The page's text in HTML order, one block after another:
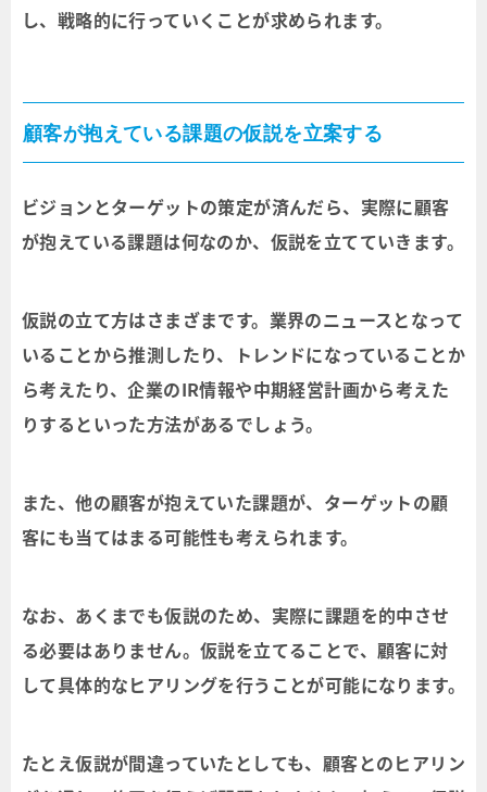
し、戦略的に行っていくことが求められます。
顧客が抱えている課題の仮説を立案する
ビジョンとターゲットの策定が済んだら、実際に顧客
が抱えている課題は何なのか、仮説を立てていきます。
仮説の立て方はさまざまです。業界のニュースとなって
いることから推測したり、トレンドになっていることか
ら考えたり、企業のIR情報や中期経営計画から考えた
りするといった方法があるでしょう。
また、他の顧客が抱えていた課題が、ターゲットの顧
客にも当てはまる可能性も考えられます。
なお、あくまでも仮説のため、実際に課題を的中させ
る必要はありません。仮説を立てることで、顧客に対
して具体的なヒアリングを行うことが可能になります。
たとえ仮説が間違っていたとしても、顧客とのヒアリン